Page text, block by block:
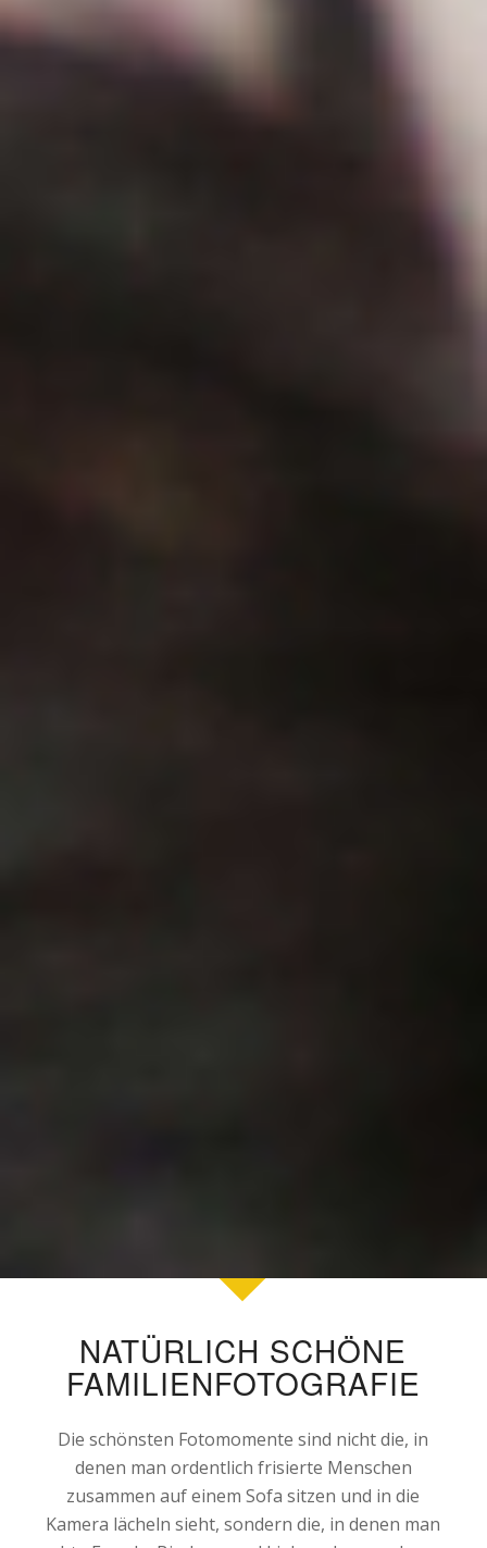
NATÜRLICH SCHÖNE
FAMILIENFOTOGRAFIE
Die schönsten Fotomomente sind nicht die, in
denen man ordentlich frisierte Menschen
zusammen auf einem Sofa sitzen und in die
Kamera lächeln sieht, sondern die, in denen man